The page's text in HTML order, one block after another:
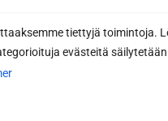
tiettyjä toimintoja.
evästeitä säilytetään